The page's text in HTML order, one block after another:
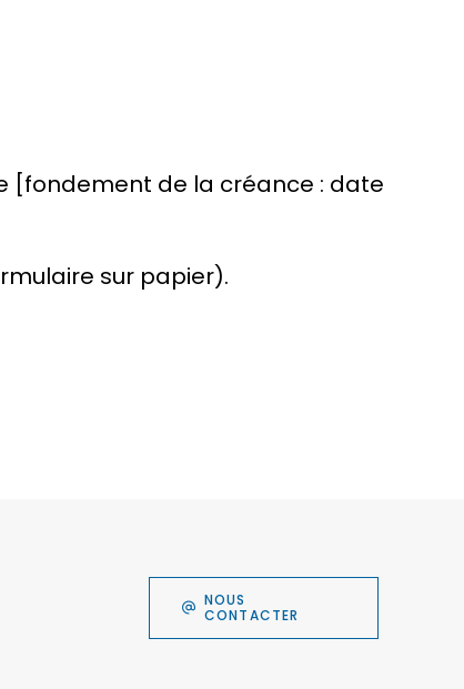
[fondement de la créance : date
sur papier).
NOUS
CONTACTER